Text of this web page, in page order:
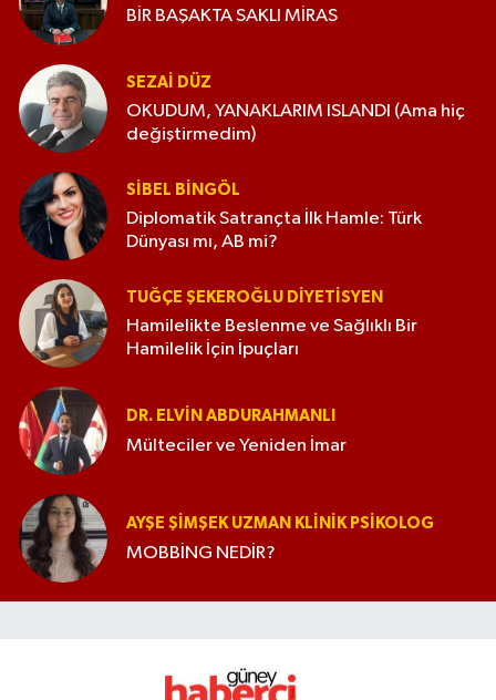
BİR BAŞAKTA SAKLI MİRAS
SEZAI DÜZ
OKUDUM, YANAKLARIM ISLANDI (Ama hiç
değiştirmedim)
SIBEL BINGÖL
Diplomatik Satrançta İlk Hamle: Türk
Dünyası mı, AB mi?
TUĞÇE ŞEKEROĞLU DIYETISYEN
Hamilelikte Beslenme ve Sağlıklı Bir
Hamilelik İçin İpuçları
DR. ELVIN ABDURAHMANLI
Mülteciler ve Yeniden İmar
AYŞE ŞIMŞEK UZMAN KLINIK PSIKOLOG
MOBBİNG NEDİR?